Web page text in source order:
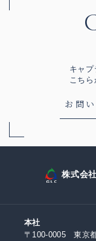
キャプ
こち
お問
株式会
本社
〒100-0005 東京